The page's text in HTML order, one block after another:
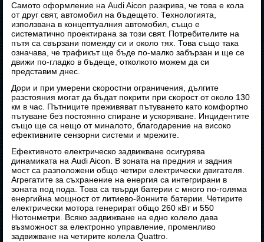
Самото оформление на Audi Aicon разкрива, че това е кола
от друг свят, автомобил на бъдещето. Технологията,
използвана в концептуалния автомобил, също е
систематично проектирана за този свят. Потребителите на
пътя са свързани помежду си и около тях. Това също така
означава, че трафикът ще бъде по-малко забързан и ще се
движи по-гладко в бъдеще, отколкото можем да си
представим днес.
Дори и при умерени скоростни ограничения, дългите
разстояния могат да бъдат покрити при скорост от около 130
км в час. Пътниците преживяват пътуването като комфортно
пътуване без постоянно спиране и ускоряване. Инцидентите
също ще са нещо от миналото, благодарение на високо
ефективните сензорни системи и мрежите.
Ефективното електрическо задвижване осигурява
динамиката на Audi Aicon. В зоната на предния и задния
мост са разположени общо четири електрически двигателя.
Агрегатите за съхранение на енергия са интегрирани в
зоната под пода. Това са твърди батерии с много по-голяма
енергийна мощност от литиево-йонните батерии. Четирите
електрически мотора генерират общо 260 кВт и 550
Нютонметри. Всяко задвижване на едно колело дава
възможност за електронно управление, променливо
задвижване на четирите колела Quattro.